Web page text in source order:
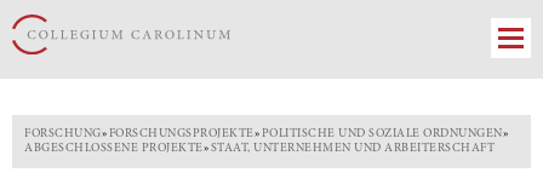
FORSCHUNG» FORSCHUNGSPROJEKTE» POLITISCHE UND SOZIALE ORDNUNGEN»
ABGESCHLOSSENE PROJEKTE» STAAT, UNTERNEHMEN UND ARBEITERSCHAFT